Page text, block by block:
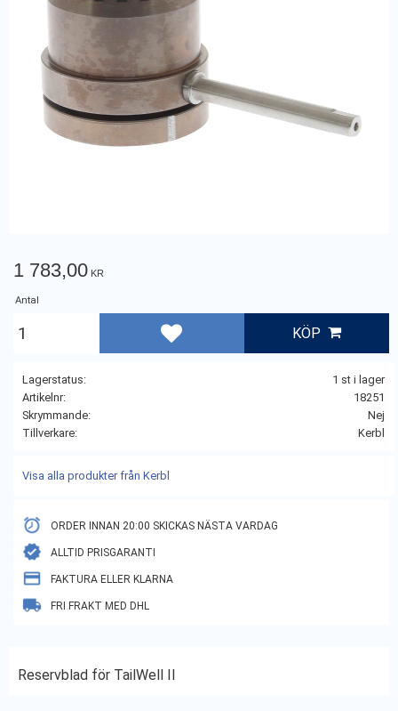
1 783,00 KR
Antal
KÖP
Lägg till i favoriter
Lagerstatus
1 st i lager
Artikelnr
18251
Skrymmande
Nej
Tillverkare
Kerbl
Visa alla produkter från Kerbl
ORDER INNAN 20:00 SKICKAS NÄSTA VARDAG
ALLTID PRISGARANTI
FAKTURA ELLER KLARNA
FRI FRAKT MED DHL
Reservblad för TailWell II